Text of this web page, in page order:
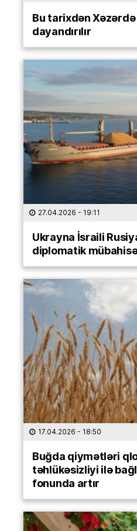
Bu tarixdən
dayandırılır
27.04.2026 - 19:11
Ukrayna İsraili
diplomatik
17.04.2026 - 18:50
Buğda qiymətləri
təhlükəsizliyi ilə
fonunda artır